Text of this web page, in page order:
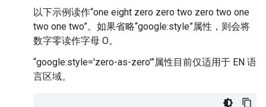
以下示例读作“one eight zero zero two zero two one
two one two”。如果省略“google:style”属性，则会将
数字零读作字母 O。
“google:style='zero-as-zero'”属性目前仅适用于 EN 语
言区域。